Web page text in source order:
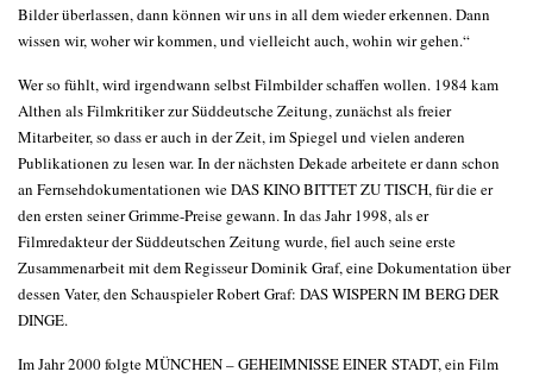
Bilder überlassen, dann können wir uns in all dem wieder erkennen. Dann
wissen wir, woher wir kommen, und vielleicht auch, wohin wir gehen.“
Wer so fühlt, wird irgendwann selbst Filmbilder schaffen wollen. 1984 kam
Althen als Filmkritiker zur Süddeutsche Zeitung, zunächst als freier
Mitarbeiter, so dass er auch in der Zeit, im Spiegel und vielen anderen
Publikationen zu lesen war. In der nächsten Dekade arbeitete er dann schon
an Fernsehdokumentationen wie DAS KINO BITTET ZU TISCH, für die er
den ersten seiner Grimme-Preise gewann. In das Jahr 1998, als er
Filmredakteur der Süddeutschen Zeitung wurde, fiel auch seine erste
Zusammenarbeit mit dem Regisseur Dominik Graf, eine Dokumentation über
dessen Vater, den Schauspieler Robert Graf: DAS WISPERN IM BERG DER
DINGE.
Im Jahr 2000 folgte MÜNCHEN – GEHEIMNISSE EINER STADT, ein Film